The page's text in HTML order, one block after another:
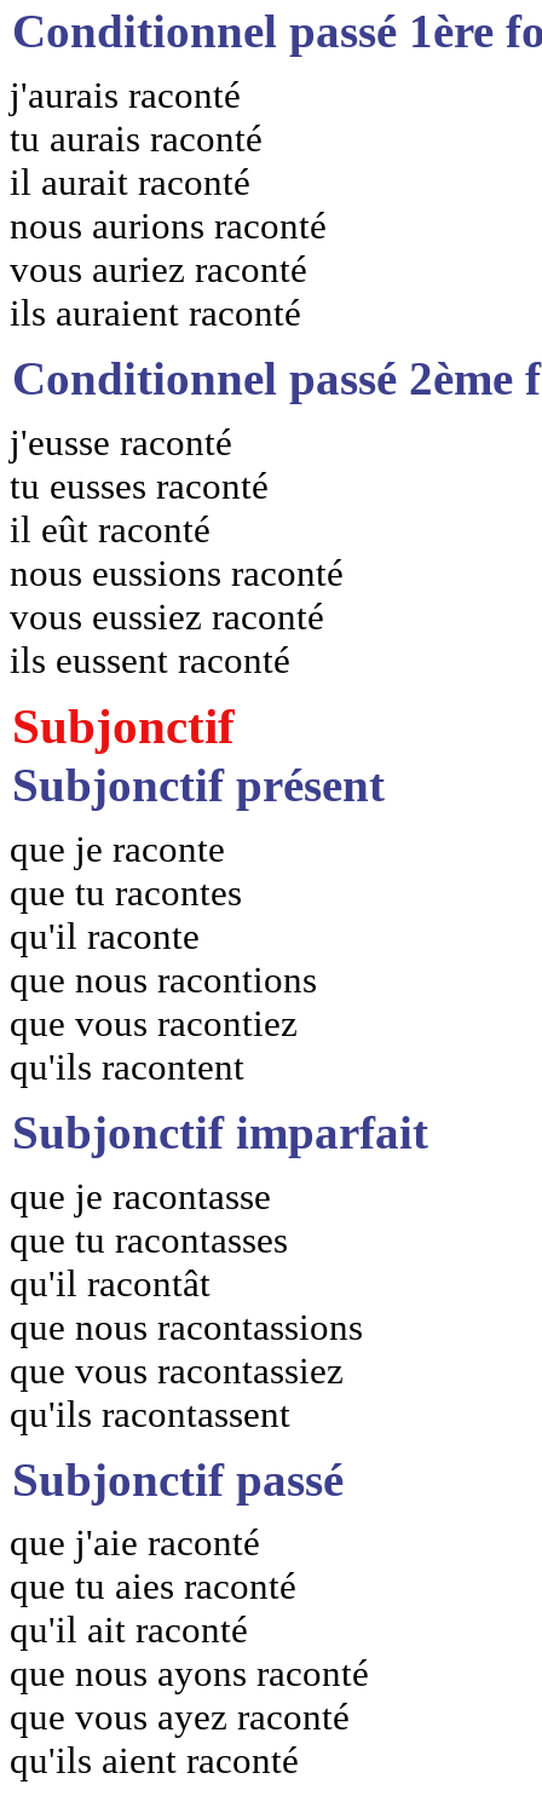
Conditionnel passé 1ère
j'aurais raconté
tu aurais raconté
il aurait raconté
nous aurions raconté
vous auriez raconté
ils auraient raconté
Conditionnel passé 2ème
j'eusse raconté
tu eusses raconté
il eût raconté
nous eussions raconté
vous eussiez raconté
ils eussent raconté
Subjonctif
Subjonctif présent
que je raconte
que tu racontes
qu'il raconte
que nous racontions
que vous racontiez
qu'ils racontent
Subjonctif imparfait
que je racontasse
que tu racontasses
qu'il racontât
que nous racontassions
que vous racontassiez
qu'ils racontassent
Subjonctif passé
que j'aie raconté
que tu aies raconté
qu'il ait raconté
que nous ayons raconté
que vous ayez raconté
qu'ils aient raconté